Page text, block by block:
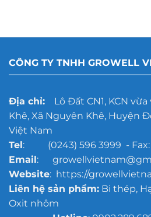
CÔNG TY TNHH GROWELL
Địa chỉ:Lô Đất CN1, KCN vừa
Khê, Xã Nguyên Khê, Huyện
Việt Nam
Tel: (0243) 596 3999 - Fax:
Email:
Website: https://
Liên hệ sản phẩm:Bi thép,
Oxit nhôm